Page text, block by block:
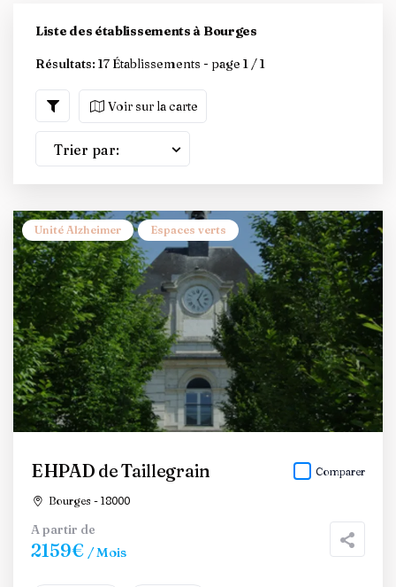
Liste des établissements à Bourges
Résultats: 17 Établissements - page 1 / 1
Voir sur la carte
Trier par:
Unité Alzheimer Espaces verts
EHPAD de Taillegrain
Bourges - 18000
Comparer
A partir de
2159€ / Mois